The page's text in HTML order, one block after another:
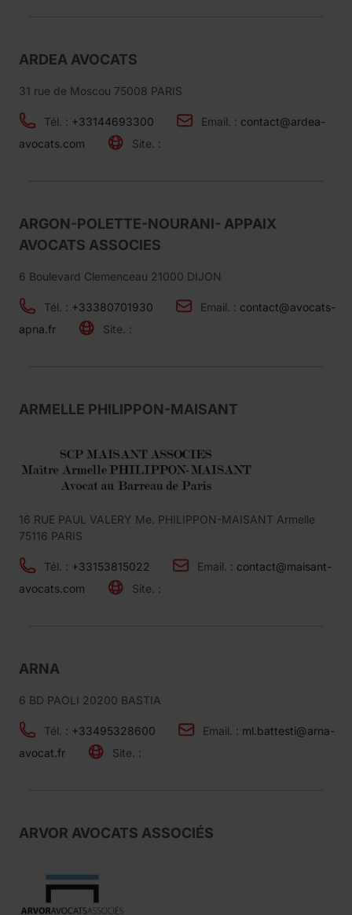
ARDEA AVOCATS
31 rue de Moscou 75008 PARIS
Tél. : +33144693300 Email. : contact@ardea-
avocats.com
Site. :
ARGON-POLETTE-NOURANI- APPAIX
AVOCATS ASSOCIES
6 Boulevard Clemenceau 21000 DIJON
Tél. : +33380701930 Email. : contact@avocats-
apna.fr
Site. :
ARMELLE PHILIPPON-MAISANT
16 RUE PAUL VALERY Me. PHILIPPON-MAISANT Armelle
75116 PARIS
Tél. : +33153815022 Email. : contact@maisant-
avocats.com
Site. :
ARNA
6 BD PAOLI 20200 BASTIA
Tél. : +33495328600 Email. : ml.battesti@arna-
avocat.fr
Site. :
ARVOR AVOCATS ASSOCIÉS